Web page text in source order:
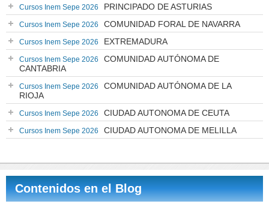
Cursos Inem Sepe 2026 PRINCIPADO DE ASTURIAS
Cursos Inem Sepe 2026 COMUNIDAD FORAL DE NAVARRA
Cursos Inem Sepe 2026 EXTREMADURA
Cursos Inem Sepe 2026
COMUNIDAD AUTÓNOMA DE
CANTABRIA
Cursos Inem Sepe 2026
COMUNIDAD AUTÓNOMA DE LA
RIOJA
Cursos Inem Sepe 2026 CIUDAD AUTONOMA DE CEUTA
Cursos Inem Sepe 2026 CIUDAD AUTONOMA DE MELILLA
Contenidos en el Blog